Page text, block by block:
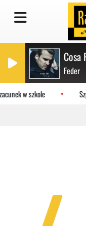
Cosa
Feder
w szkole